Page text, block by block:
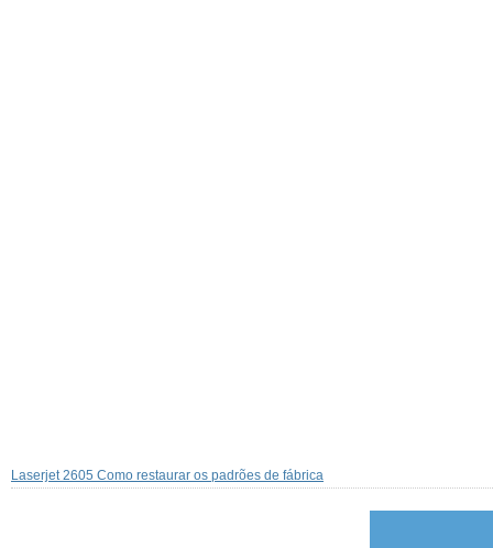
Laserjet 2605 Como restaurar os padrões de fábrica